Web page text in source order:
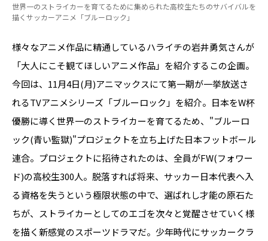
世界一のストライカーを育てるために集められた高校生たちのサバイバルを
描くサッカーアニメ「ブルーロック」
様々なアニメ作品に精通しているハライチの岩井勇気さんが
「大人にこそ観てほしいアニメ作品」を紹介するこの企画。
今回は、11月4日(月)アニマックスにて第一期が一挙放送さ
れるTVアニメシリーズ「ブルーロック」を紹介。日本をW杯
優勝に導く世界一のストライカーを育てるため、"ブルーロ
ック(青い監獄)"プロジェクトを立ち上げた日本フットボール
連合。プロジェクトに招待されたのは、全員がFW(フォワー
ド)の高校生300人。脱落すれば将来、サッカー日本代表へ入
る資格を失うという極限状態の中で、選ばれし才能の原石た
ちが、ストライカーとしてのエゴを次々と覚醒させていく様
を描く新感覚のスポーツドラマだ。少年時代にサッカークラ